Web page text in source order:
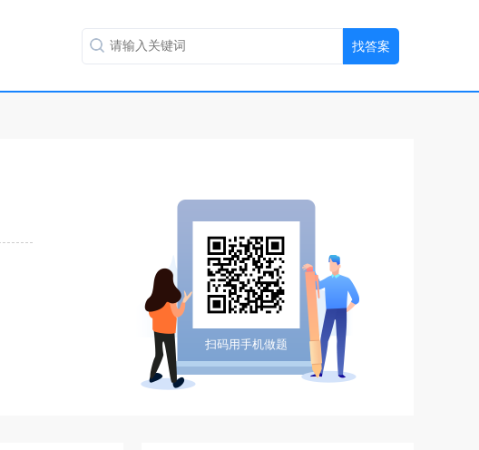
扫码用手机做题